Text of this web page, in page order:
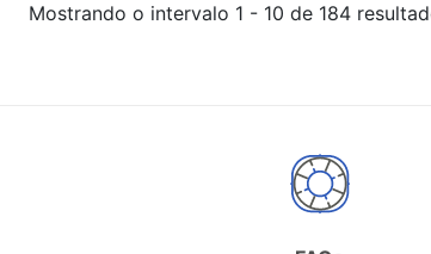
Mostrando o intervalo 1 - 10 de 184